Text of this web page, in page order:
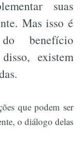
suas
Mas isso é
benefício
existem
que podem ser
o diálogo delas